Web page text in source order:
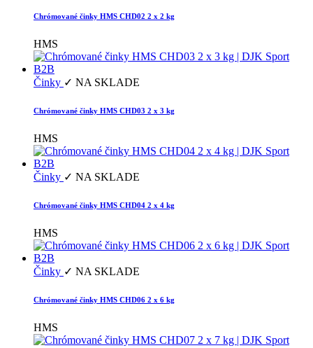
Chrómované činky HMS CHD02 2 x 2 kg
HMS
Činky ✓ NA SKLADE
Chrómované činky HMS CHD03 2 x 3 kg
HMS
Činky ✓ NA SKLADE
Chrómované činky HMS CHD04 2 x 4 kg
HMS
Činky ✓ NA SKLADE
Chrómované činky HMS CHD06 2 x 6 kg
HMS